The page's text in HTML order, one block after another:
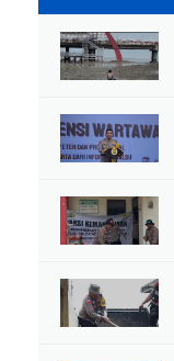
Gading